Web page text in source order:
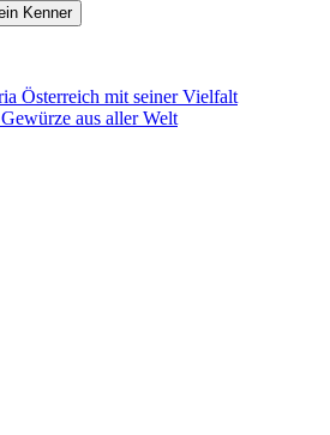
Österreich mit seiner Vielfalt
Gewürze aus aller Welt